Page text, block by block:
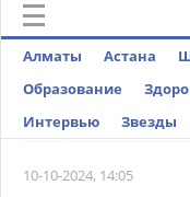
Алматы Астана
Образование
Интервью
Звезды
10-10-2024, 14:05